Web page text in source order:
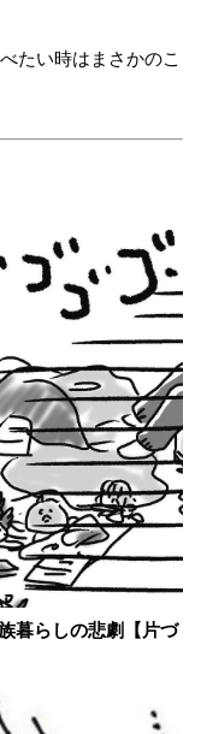
たい時はまさかのこ
暮らしの悲劇【片づ